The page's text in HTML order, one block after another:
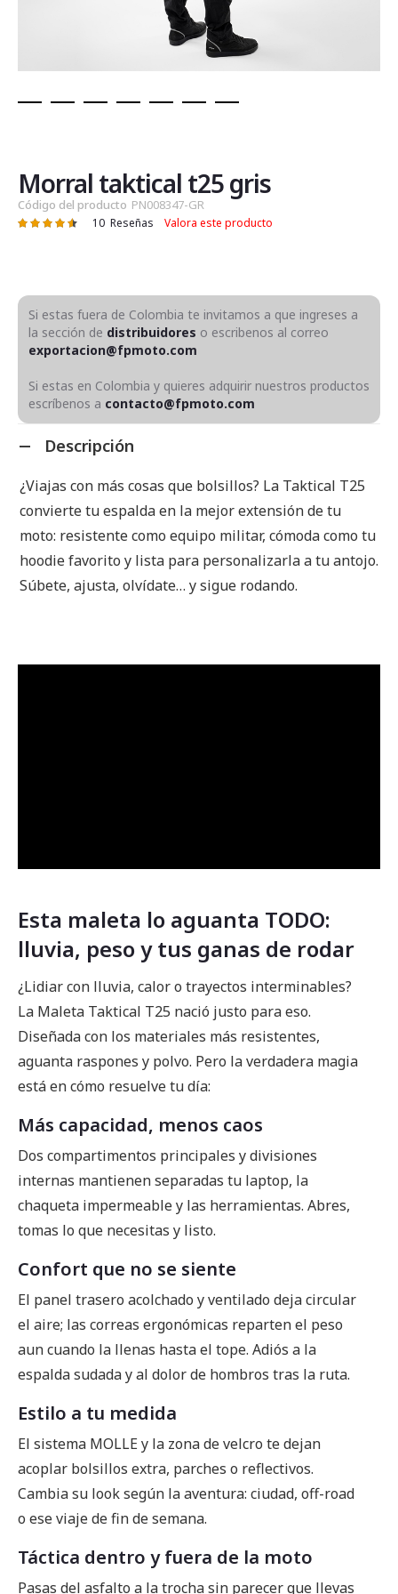
de
la
galería
de
Morral taktical t25 gris
Código del producto PN008347-GR
Valoración: 10 Reseñas Valora este producto
Si estas fuera de Colombia te invitamos a que ingreses a
la sección de distribuidores o escribenos al correo
exportacion@fpmoto.com
Si estas en Colombia y quieres adquirir nuestros productos
escríbenos a contacto@fpmoto.com
Descripción
¿Viajas con más cosas que bolsillos? La Taktical T25
convierte tu espalda en la mejor extensión de tu
moto: resistente como equipo militar, cómoda como tu
hoodie favorito y lista para personalizarla a tu antojo.
Súbete, ajusta, olvídate… y sigue rodando.
Esta maleta lo aguanta TODO:
lluvia, peso y tus ganas de rodar
¿Lidiar con lluvia, calor o trayectos interminables?
La Maleta Taktical T25 nació justo para eso.
Diseñada con los materiales más resistentes,
aguanta raspones y polvo. Pero la verdadera magia
está en cómo resuelve tu día:
Más capacidad, menos caos
Dos compartimentos principales y divisiones
internas mantienen separadas tu laptop, la
chaqueta impermeable y las herramientas. Abres,
tomas lo que necesitas y listo.
Confort que no se siente
El panel trasero acolchado y ventilado deja circular
el aire; las correas ergonómicas reparten el peso
aun cuando la llenas hasta el tope. Adiós a la
espalda sudada y al dolor de hombros tras la ruta.
Estilo a tu medida
El sistema MOLLE y la zona de velcro te dejan
acoplar bolsillos extra, parches o reflectivos.
Cambia su look según la aventura: ciudad, off-road
o ese viaje de fin de semana.
Táctica dentro y fuera de la moto
Pasas del asfalto a la trocha sin parecer que llevas